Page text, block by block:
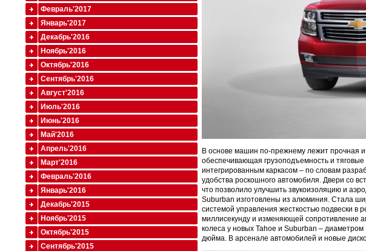
В основе машин по-прежнему лежит прочная
обеспечивающая грузоподъемность и
интегрированным каркасом – по словам
удобства роскошного автомобиля. Двери со
что позволило улучшить звукоизоляцию и
Suburban изготовлены из алюминия. Стала
системой управления жесткостью подвески
миллисекунду и изменяющей сопротивление
колеса у новых Tahoe и Suburban –
дюйма. В арсенале автомобилей и новые
Февраль'2017
Январь'2017
Декабрь'2016
Ноябрь'2016
Октябрь'2016
Сентябрь'2016
Август'2016
Июль'2016
Июнь'2016
Май'2016
Апрель'2016
Март'2016
Февраль'2016
Январь'2016
Декабрь'2015
Ноябрь'2015
Октябрь'2015
Сентябрь'2015